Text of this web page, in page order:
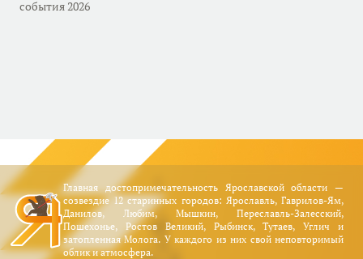
события 2026
Главная достопримечательность Ярославской области —
созвездие 12 старинных городов: Ярославль, Гаврилов-Ям,
Данилов, Любим, Мышкин, Переславль-Залесский,
Пошехонье, Ростов Великий, Рыбинск, Тутаев, Углич и
затопленная Молога. У каждого из них свой неповторимый
облик и атмосфера.